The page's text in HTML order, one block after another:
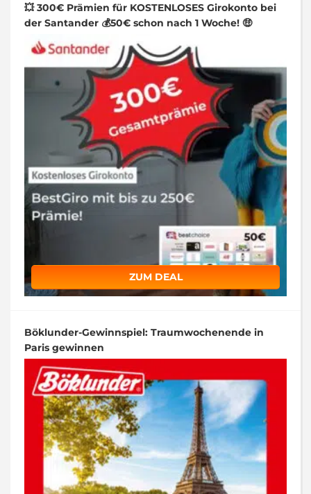
💥 300€ Prämien für KOSTENLOSES Girokonto bei
der Santander 💰50€ schon nach 1 Woche! 🤑
ZUM DEAL
Böklunder-Gewinnspiel: Traumwochenende in
Paris gewinnen